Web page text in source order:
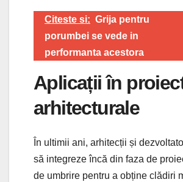
Citeste si: Grija pentru
porumbei se vede in
performanta acestora
Aplicații în
arhitecturale
În ultimii ani, arhitecții și
să integreze încă din faza de
de umbrire pentru a obține clădiri